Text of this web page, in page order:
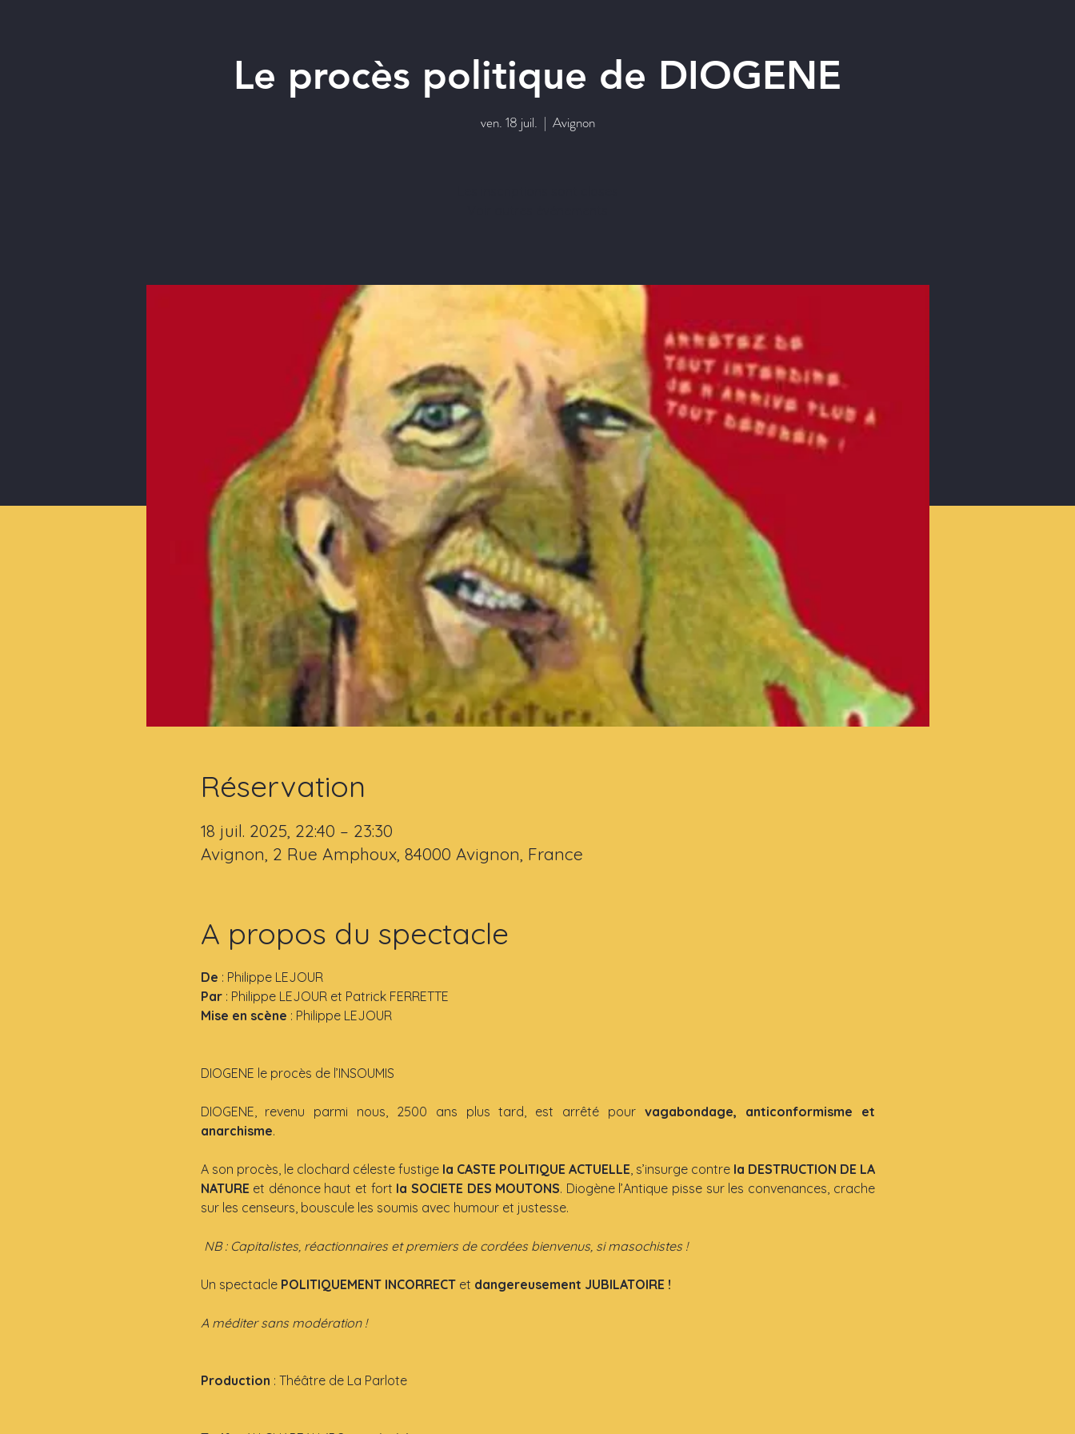
Le procès politique de DIOGENE
ven. 18 juil.
  |
Avignon
Réservation
18 juil. 2025, 22:40 – 23:30
Avignon, 2 Rue Amphoux, 84000 Avignon, France
A propos du spectacle
De : Philippe LEJOUR
Par : Philippe LEJOUR et Patrick FERRETTE
Mise en scène : Philippe LEJOUR
DIOGENE le procès de l’INSOUMIS
DIOGENE, revenu parmi nous, 2500 ans plus tard, est arrêté pour vagabondage, anticonformisme et
anarchisme.
A son procès, le clochard céleste fustige la CASTE POLITIQUE ACTUELLE , s’insurge contre la DESTRUCTION DE LA
NATURE et dénonce haut et fort la SOCIETE DES MOUTONS. Diogène l’Antique pisse sur les convenances, crache
sur les censeurs, bouscule les soumis avec humour et justesse.
NB : Capitalistes, réactionnaires et premiers de cordées bienvenus, si masochistes !
Un spectacle POLITIQUEMENT INCORRECT et dangereusement JUBILATOIRE !
A méditer sans modération !
Production : Théâtre de La Parlote